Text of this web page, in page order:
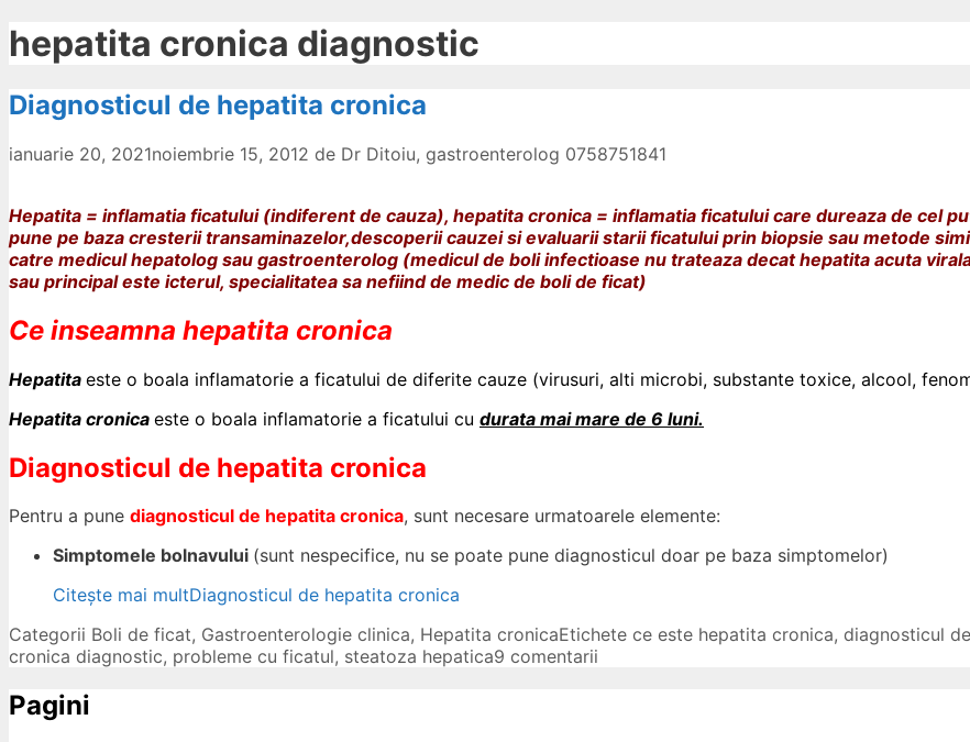
hepatita cronica diagnostic
Diagnosticul de hepatita cronica
ianuarie 20, 2021noiembrie 15, 2012 de Dr Ditoiu, gastroenterolog 0758751841
Hepatita = inflamatia ficatului (indiferent de cauza), hepatita cronica = inflamatia ficatului care dureaza de cel
pune pe baza cresterii transaminazelor,descoperii cauzei si evaluarii starii ficatului prin biopsie sau metode
catre medicul hepatolog sau gastroenterolog (medicul de boli infectioase nu trateaza decat hepatita acuta
sau principal este icterul, specialitatea sa nefiind de medic de boli de ficat)
Ce inseamna hepatita cronica
Hepatita este o boala inflamatorie a ficatului de diferite cauze (virusuri, alti microbi, substante toxice, alcool,
Hepatita cronica este o boala inflamatorie a ficatului cu durata mai mare de 6 luni.
Diagnosticul de hepatita cronica
Pentru a pune diagnosticul de hepatita cronica, sunt necesare urmatoarele elemente:
Simptomele bolnavului (sunt nespecifice, nu se poate pune diagnosticul doar pe baza simptomelor)
Citește mai multDiagnosticul de hepatita cronica
Categorii Boli de ficat, Gastroenterologie clinica, Hepatita cronicaEtichete ce este hepatita cronica, diagnosticul
cronica diagnostic, probleme cu ficatul, steatoza hepatica9 comentarii
Pagini